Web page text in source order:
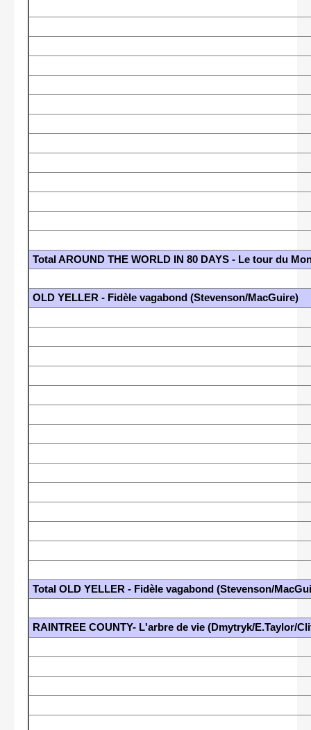
Total AROUND THE WORLD IN 80 DAYS - Le tour du
OLD YELLER - Fidèle vagabond (Stevenson/MacGuire)
Total OLD YELLER - Fidèle vagabond (Stevenson/
RAINTREE COUNTY- L'arbre de vie (Dmytryk/E.Taylor/